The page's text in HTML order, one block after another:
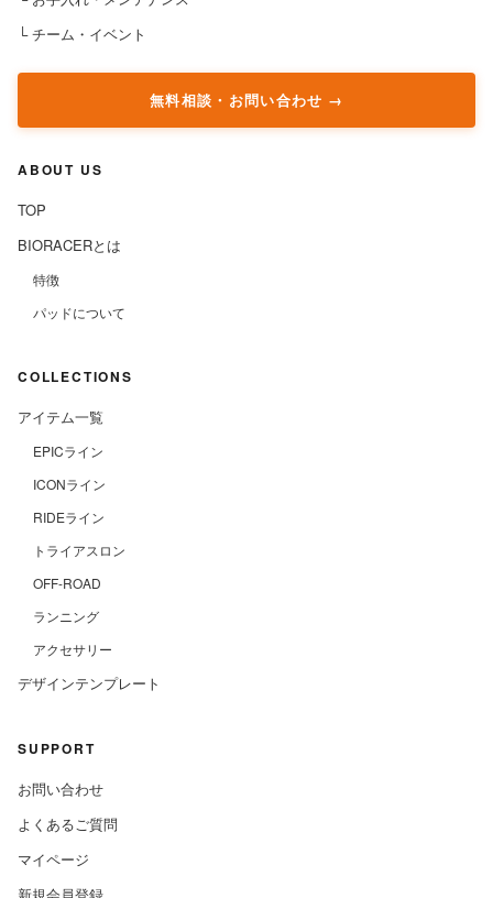
└ チーム・イベント
無料相談・お問い合わせ
ABOUT US
TOP
BIORACERとは
特徴
パッドについて
COLLECTIONS
アイテム一覧
EPICライン
ICONライン
RIDEライン
トライアスロン
OFF-ROAD
ランニング
アクセサリー
デザインテンプレート
SUPPORT
お問い合わせ
よくあるご質問
マイページ